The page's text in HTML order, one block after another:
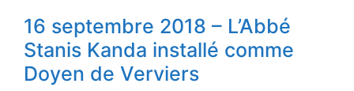
16 septembre 2018 – L’Abbé
Stanis Kanda installé comme
Doyen de Verviers